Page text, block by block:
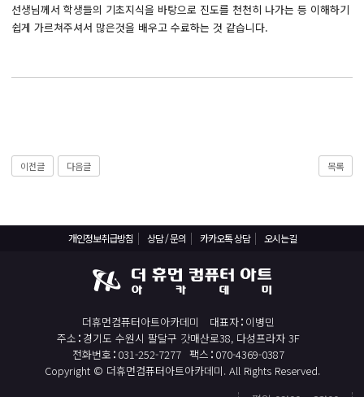
선생님께서 학생들의 기초지식을 바탕으로 진도를 천천히 나가는 등 이해하기
쉽게 가르쳐주셔서 많은것을 배우고 수료하는 것 같습니다.
이전글 다음글 목록
개인정보취급방침 상담 / 문의 카카오톡 상담 오시는길
더휴먼컴퓨터아트아카데미 대표자 이병민
주소 경기도 수원시 팔달구 갓매산로38, 다성프라자 3F
전화번호 031-252-7277 팩스 070-4369-0387
Copyright © 더휴먼컴퓨터아트아카데미. All Rights Reserved.
BIM 건축설계 및 실내건축설계(캐드(CAD),맥스(MAX),레빗(REVIT))실무자 양성과정
React, Veu 프레임워크 기반 프론트엔드 개발 양성 지원
전산세무회계 자격취득과정[전산회계1급/전산세무2급/FAT1급/TAT2급]
직업상담사 2급 (필기+실기) 자격증 취득과정
일러스트 자격증 취득과정(GTQi 1급)
전산회계 1급 / FAT 1급 자격증 취득과정
전산세무 2급 / TAT 2급 자격증 취득과정